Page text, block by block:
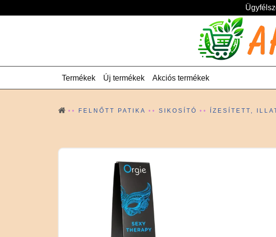
Termékek Új termékek Akciós termékek
FELNŐTT PATIKA SIKOSÍTÓ ÍZESÍTETT,